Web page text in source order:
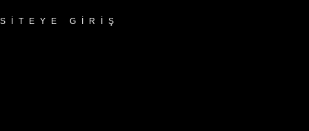
SITEYE GIRIŞ